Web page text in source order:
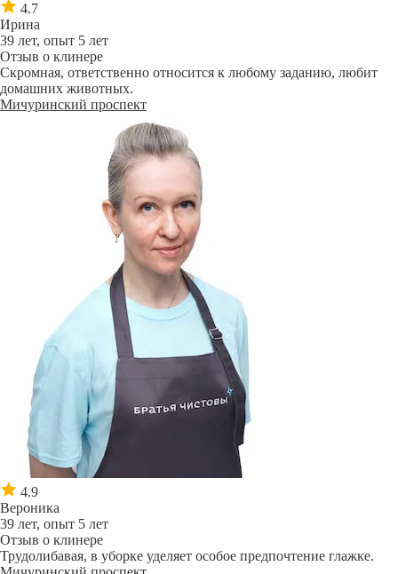
4.7
Ирина
39 лет, опыт 5 лет
Отзыв о клинере
Скромная, ответственно относится к любому заданию, любит
домашних животных.
Мичуринский проспект
4.9
Вероника
39 лет, опыт 5 лет
Отзыв о клинере
Трудолибавая, в уборке уделяет особое предпочтение глажке.